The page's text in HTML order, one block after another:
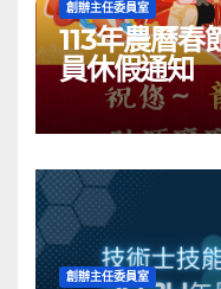
創辦主任委員室
113年農曆春
員休假通知
創辦主任委員室